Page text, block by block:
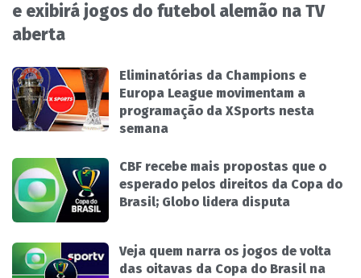
e exibirá jogos do futebol alemão na TV
aberta
Eliminatórias da Champions e
Europa League movimentam a
programação da XSports nesta
semana
CBF recebe mais propostas que o
esperado pelos direitos da Copa do
Brasil; Globo lidera disputa
Veja quem narra os jogos de volta
das oitavas da Copa do Brasil na